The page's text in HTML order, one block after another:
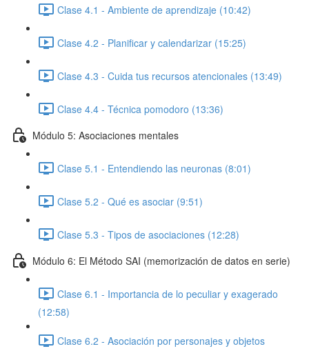
Clase 4.1 - Ambiente de aprendizaje (10:42)
Clase 4.2 - Planificar y calendarizar (15:25)
Clase 4.3 - Cuida tus recursos atencionales (13:49)
Clase 4.4 - Técnica pomodoro (13:36)
Módulo 5: Asociaciones mentales
Clase 5.1 - Entendiendo las neuronas (8:01)
Clase 5.2 - Qué es asociar (9:51)
Clase 5.3 - Tipos de asociaciones (12:28)
Módulo 6: El Método SAI (memorización de datos en serie)
Clase 6.1 - Importancia de lo peculiar y exagerado
(12:58)
Clase 6.2 - Asociación por personajes y objetos